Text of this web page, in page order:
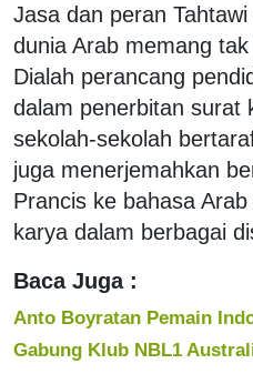
Jasa dan peran
dunia Arab memang
Dialah perancang
dalam penerbitan surat
sekolah-sekolah
juga menerjemahkan
Prancis ke bahasa
karya dalam berbagai
Baca Juga :
Anto Boyratan Pemain
Gabung Klub NBL1